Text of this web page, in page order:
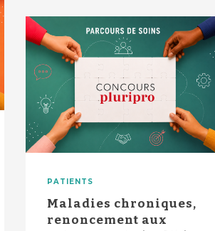
PATIENTS
Maladies chroniques,
renoncement aux